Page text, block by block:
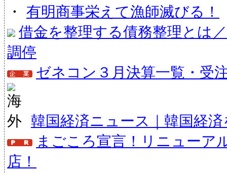
・ 有明商事栄えて漁師滅びる！
借金を整理する債務整理とは
調停
ゼネコン３月決算一覧・受
韓国経済ニュース｜韓国経
まごころ宣言！リニューア
店！